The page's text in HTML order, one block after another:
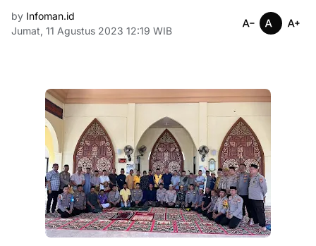
by Infoman.id
Jumat, 11 Agustus 2023 12:19 WIB